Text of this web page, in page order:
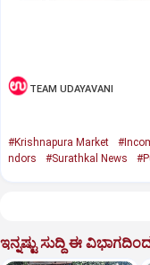
TEAM UDAYAVANI
#Krishnapura Market
ndors
#Surathkal News
ಇನ್ನಷ್ಟು ಸುದ್ದಿ ಈ